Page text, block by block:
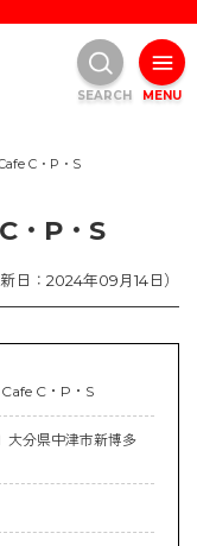
C・P・S
・P・S
日：2024年09月14日）
C・P・S
大分県中津市新博多
MENU
SEARCH